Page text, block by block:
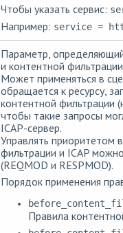
Чтобы указать сервис:
Например: service =
Параметр,
и контентной
Может применяться в
обращается к ресурсу,
контентной фильтрации
чтобы такие запросы
ICAP-сервер.
Управлять приоритетом
фильтрации и ICAP
(REQMOD и RESPMOD).
Порядок применения
Правила